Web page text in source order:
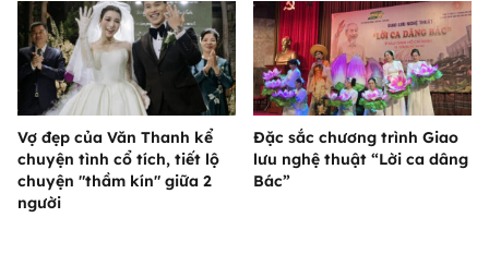
Vợ đẹp của Văn Thanh kể
chuyện tình cổ tích, tiết lộ
chuyện "thầm kín" giữa 2
người
Đặc sắc chương trình Giao
lưu nghệ thuật “Lời ca dâng
Bác”